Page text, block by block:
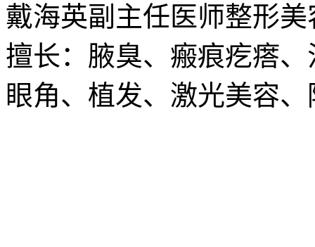
戴海英副主任医师整形美
擅长：腋臭、瘢痕疙瘩
眼角、植发、激光美容